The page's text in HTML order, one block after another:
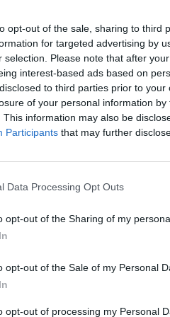
opt-out of the sale, sharing to third
for targeted advertising by
selection. Please note that after
interest-based ads based on
to third parties prior to
of your personal information
This information may also be
Participants that may further
Data Processing Opt Outs
opt-out of the Sharing of my
opt-out of the Sale of my Personal
opt-out of processing my Personal
Può restare al
già scritta da
c’è sicuramente
per 5 milioni
mesi, attirando
Verona.
agli scaligeri fino al
chiamata a inseguire
di cambiare tutto.
radar del
dalla Bundesliga e
settimane, ma
turno di Serie A